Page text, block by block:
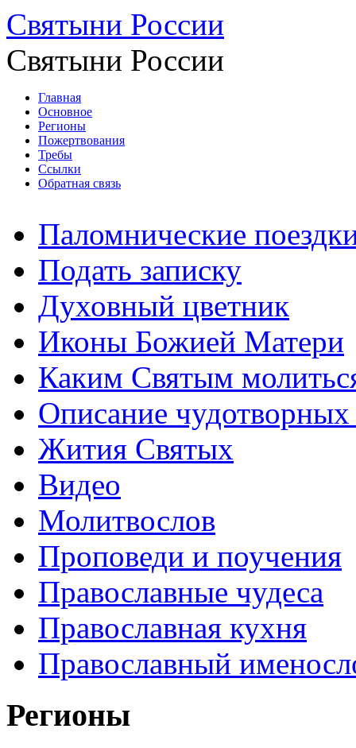
Святыни России
Святыни России
Главная
Основное
Регионы
Пожертвования
Требы
Ссылки
Обратная связь
Паломнические
Подать записку
Духовный цветник
Иконы Божией Матери
Каким Святым
Описание
Жития Святых
Видео
Молитвослов
Проповеди и поучения
Православные чудеса
Православная кухня
Православный
Регионы